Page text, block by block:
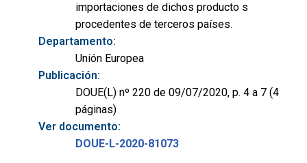
importaciones de dichos producto s
procedentes de terceros países.
Departamento:
Unión Europea
Publicación:
DOUE(L) nº 220 de 09/07/2020, p. 4 a 7 (4
páginas)
Ver documento:
DOUE-L-2020-81073